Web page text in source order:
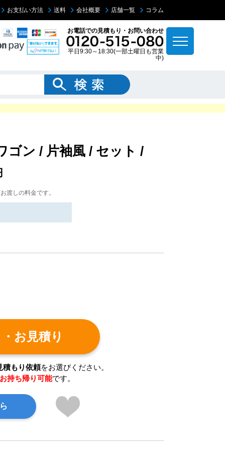
お支払い方法 送料 会社概要 店舗一覧 コラム
お電話での見積もり・お問い合わせ
平日9:30～18:30(一部土曜日も営業
中)
ゴン / 片袖風 / セット /
渡しの料金です。
お見積り
積もり依頼をお選びください。
お持ち帰り可能です。